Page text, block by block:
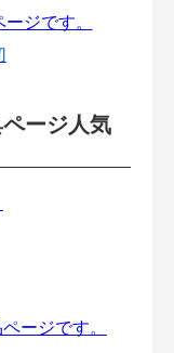
ージ人気